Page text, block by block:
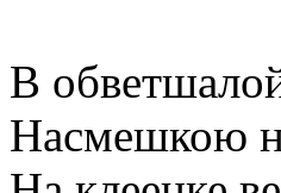
В
Насмешкою